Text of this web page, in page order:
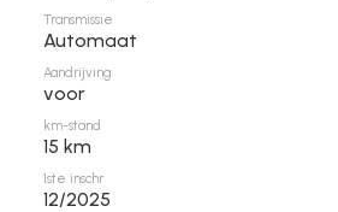
Transmissie
Automaat
Aandrijving
voor
km-stand
15 km
1ste inschr
12/2025